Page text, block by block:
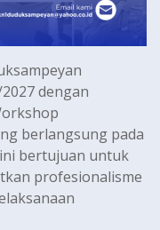
dengan
berlangsung pada
ini bertujuan untuk
profesionalisme